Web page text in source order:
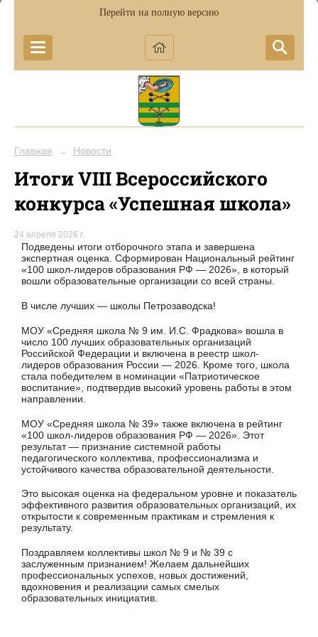
Перейти на полную версию
Главная → Новости
Итоги VIII Всероссийского
конкурса «Успешная школа»
24 апреля 2026 г.
Подведены итоги отборочного этапа и завершена
экспертная оценка. Сформирован Национальный рейтинг
«100 школ-лидеров образования РФ — 2026», в который
вошли образовательные организации со всей страны.
В числе лучших — школы Петрозаводска!
МОУ «Средняя школа № 9 им. И.С. Фрадкова» вошла в
число 100 лучших образовательных организаций
Российской Федерации и включена в реестр школ-
лидеров образования России — 2026. Кроме того, школа
стала победителем в номинации «Патриотическое
воспитание», подтвердив высокий уровень работы в этом
направлении.
МОУ «Средняя школа № 39» также включена в рейтинг
«100 школ-лидеров образования РФ — 2026». Этот
результат — признание системной работы
педагогического коллектива, профессионализма и
устойчивого качества образовательной деятельности.
Это высокая оценка на федеральном уровне и показатель
эффективного развития образовательных организаций, их
открытости к современным практикам и стремления к
результату.
Поздравляем коллективы школ № 9 и № 39 с
заслуженным признанием! Желаем дальнейших
профессиональных успехов, новых достижений,
вдохновения и реализации самых смелых
образовательных инициатив.